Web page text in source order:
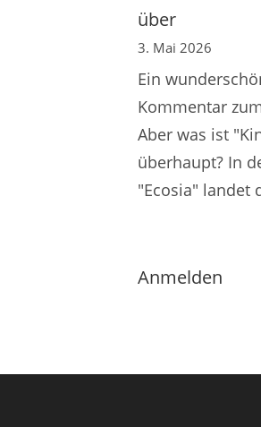
über
3. Mai 2026
Ein
Kommentar
Aber was ist
überhaupt? In
"Ecosia" landet
Anmelden